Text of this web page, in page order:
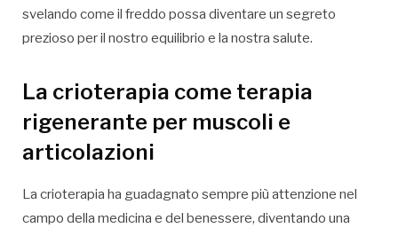
svelando come il freddo possa diventare un segreto
prezioso per il nostro equilibrio e la nostra salute.
La crioterapia come terapia
rigenerante per muscoli e
articolazioni
La crioterapia ha guadagnato sempre più attenzione nel
campo della medicina e del benessere, diventando una